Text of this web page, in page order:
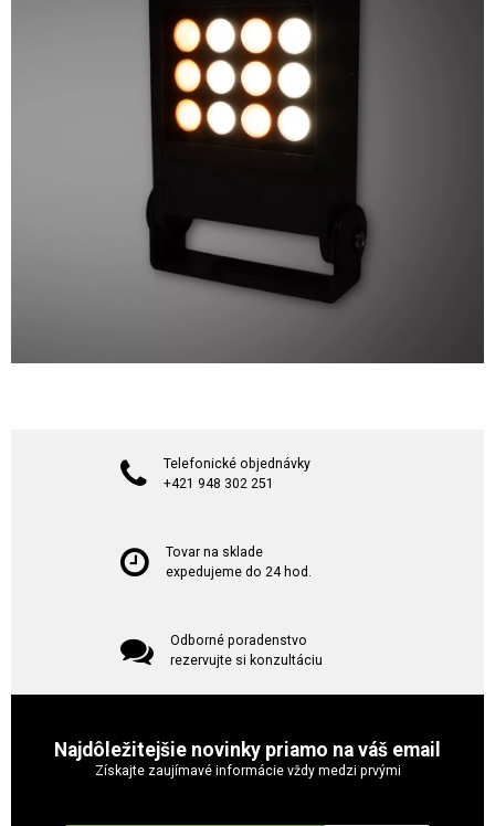
Telefonické objednávky
+421 948 302 251
Tovar na sklade
expedujeme do 24 hod.
Odborné poradenstvo
rezervujte si konzultáciu
Najdôležitejšie novinky priamo na váš email
Získajte zaujímavé informácie vždy medzi prvými